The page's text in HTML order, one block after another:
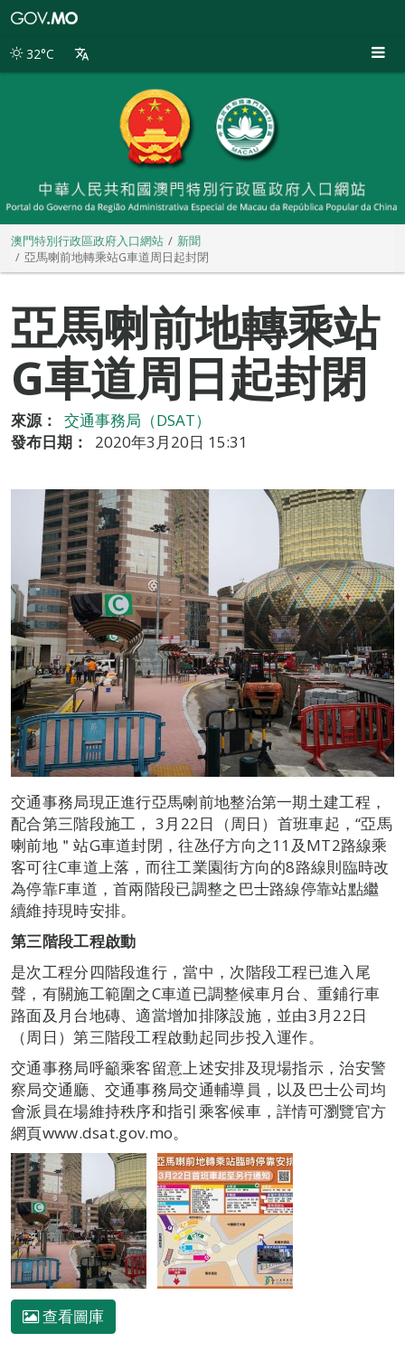
別
32°C
澳門特別行政區政府入口網站
新聞
亞馬喇前地轉乘站G車道周日起封閉
亞馬喇前地轉乘站
G車道周日起封閉
來源：
交通事務局（DSAT）
發布日期：
2020年3月20日 15:31
交通事務局現正進行亞馬喇前地整治第一期土建工程，
配合第三階段施工， 3月22日（周日）首班車起，“亞馬
喇前地＂站G車道封閉，往氹仔方向之11及MT2路線乘
客可往C車道上落，而往工業園街方向的8路線則臨時改
為停靠F車道，首兩階段已調整之巴士路線停靠站點繼
續維持現時安排。
第三階段工程啟動
是次工程分四階段進行，當中，次階段工程已進入尾
聲，有關施工範圍之C車道已調整候車月台、重鋪行車
路面及月台地磚、適當增加排隊設施，並由3月22日
（周日）第三階段工程啟動起同步投入運作。
交通事務局呼籲乘客留意上述安排及現場指示，治安警
察局交通廳、交通事務局交通輔導員，以及巴士公司均
會派員在場維持秩序和指引乘客候車，詳情可瀏覽官方
網頁www.dsat.gov.mo。
查看圖庫